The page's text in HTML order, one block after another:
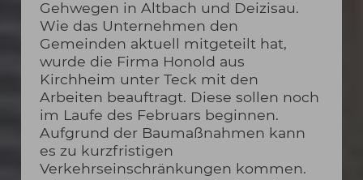
Gehwegen in Altbach und Deizisau.
Wie das Unternehmen den
Gemeinden aktuell mitgeteilt hat,
wurde die Firma Honold aus
Kirchheim unter Teck mit den
Arbeiten beauftragt. Diese sollen noch
im Laufe des Februars beginnen.
Aufgrund der Baumaßnahmen kann
es zu kurzfristigen
Verkehrseinschränkungen kommen.